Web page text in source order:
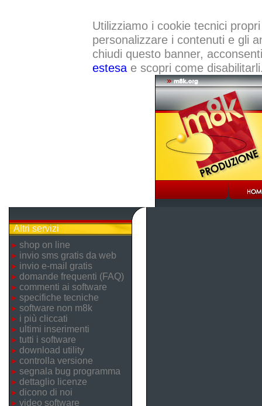
Utilizziamo i cookie tecnici
personalizzare i contenuti e gli
chiudi questo banner,
estesae scopri come
Altri servizi
shop on line
invio sms gratis da web
invio e-mail gratis
domande frequenti (FAQ)
commenti ai software
specifiche tecniche
software non m8k
i più cliccati
ultimi inserimenti
tutti i software
download utility
controlla versione
segnala bug programma
dettaglio licenze
dicono di noi
video software